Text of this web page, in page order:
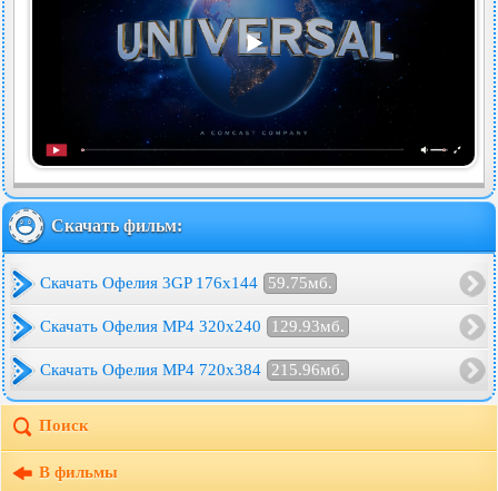
Скачать фильм:
Скачать Офелия 3GP 176x144 59.75мб.
Скачать Офелия MP4 320x240 129.93мб.
Скачать Офелия MP4 720x384 215.96мб.
Поиск
В фильмы